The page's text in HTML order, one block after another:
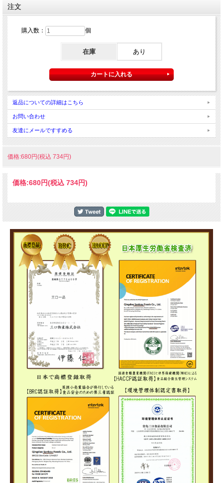
注文
購入数： 個
在庫 あり
返品についての詳細はこちら
お問い合わせ
友達にメールですすめる
価格:680円(税込 734円)
価格:680円(税込 734円)